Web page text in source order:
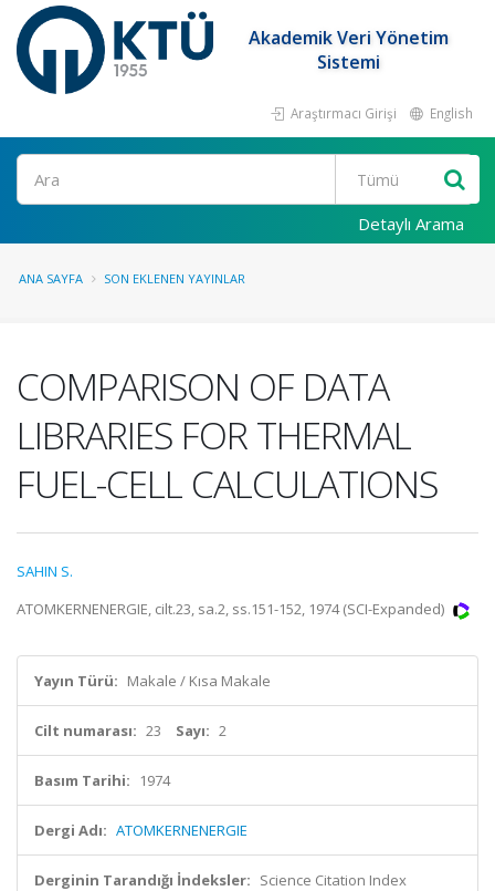
Akademik Veri Yönetim
Sistemi
Araştırmacı Girişi English
Ara
Detaylı Arama
ANA SAYFA SON EKLENEN YAYINLAR
COMPARISON OF DATA
LIBRARIES FOR THERMAL
FUEL-CELL CALCULATIONS
SAHIN S.
ATOMKERNENERGIE, cilt.23, sa.2, ss.151-152, 1974 (SCI-Expanded)
Yayın Türü: Makale / Kısa Makale
Cilt numarası: 23 Sayı: 2
Basım Tarihi: 1974
Dergi Adı: ATOMKERNENERGIE
Derginin Tarandığı İndeksler: Science Citation Index